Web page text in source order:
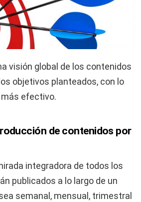
visión global de los contenidos
objetivos planteados, con lo
efectivo.
de contenidos por
integradora de todos los
publicados a lo largo de un
semanal, mensual, trimestral